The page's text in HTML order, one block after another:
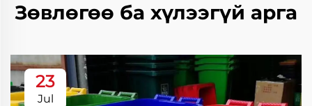
Зөвлөгөө ба хүлээгүй арга
23
Jul